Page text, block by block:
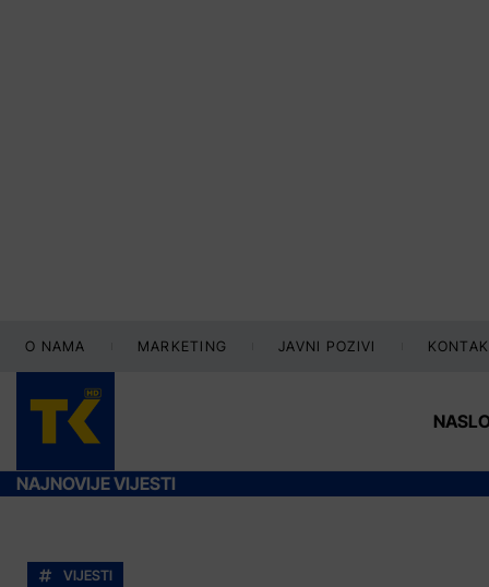
O NAMA MARKETING JAVNI POZIVI
NAJNOVIJE VIJESTI
VIJESTI